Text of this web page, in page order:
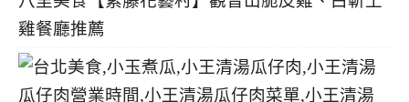
雞餐廳推薦